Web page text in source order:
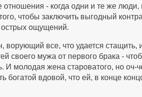
- когда одни и те же люди,
чтобы заключить выгодный
острых ощущений.
ворующий все, что удается стащить,
своего мужа от первого брака -
И молодая жена староватого, но оч-
богатой вдовой, что ей, в конце